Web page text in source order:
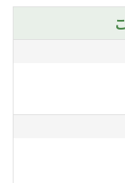
☆グランピングド
ホテルのスイート
グ施設では欠かせ
屋内に居ながら贅